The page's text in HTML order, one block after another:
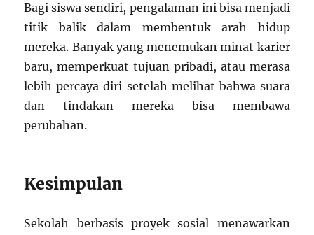
Bagi siswa sendiri, pengalaman ini bisa menjadi
titik balik dalam membentuk arah hidup
mereka. Banyak yang menemukan minat karier
baru, memperkuat tujuan pribadi, atau merasa
lebih percaya diri setelah melihat bahwa suara
dan tindakan mereka bisa membawa
perubahan.
Kesimpulan
Sekolah berbasis proyek sosial menawarkan